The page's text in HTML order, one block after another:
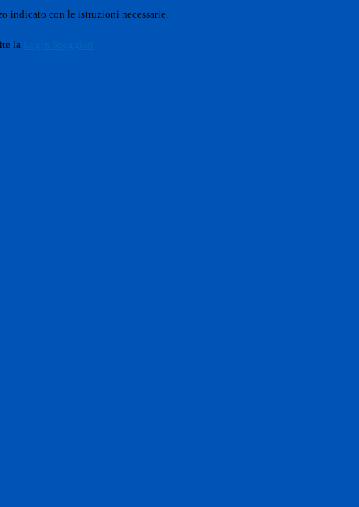
indicato con le istruzioni necessarie.
la